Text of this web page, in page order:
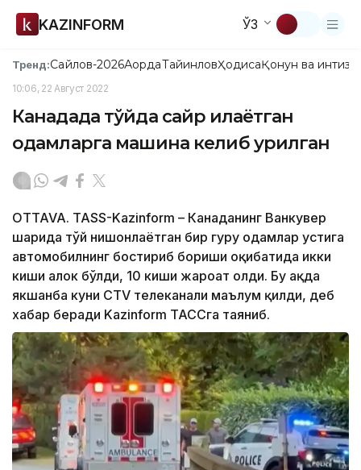
KAZINFORM ЎЗ
Тренд:Сайлов-2026АқордаТайинловҲодисаҚонун ва
10:06, 22 Август 2022
Канадада тўйда сайр қилаётган
одамларга машина келиб урилган
OTTAVA. TASS-Kazinform – Канаданинг Ванкувер
шаҳрида тўй нишонлаётган бир гуруҳ одамлар устига
автомобилнинг бостириб бориши оқибатида икки
киши ҳалок бўлди, 10 киши жароҳат олди. Бу ҳақда
якшанба куни CTV телеканали маълум қилди, деб
хабар беради Kazinform ТАССга таяниб.